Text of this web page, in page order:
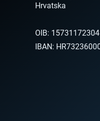
Hrvatska
OIB: 15731172304
IBAN: